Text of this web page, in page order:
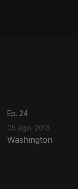
Ep. 24
05 ago. 2013
Washington